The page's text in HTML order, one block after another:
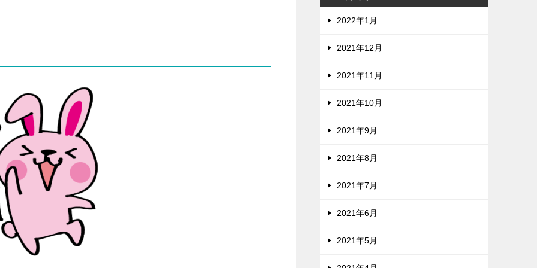
2022年1月
2021年12月
2021年11月
2021年10月
2021年9月
2021年8月
2021年7月
2021年6月
2021年5月